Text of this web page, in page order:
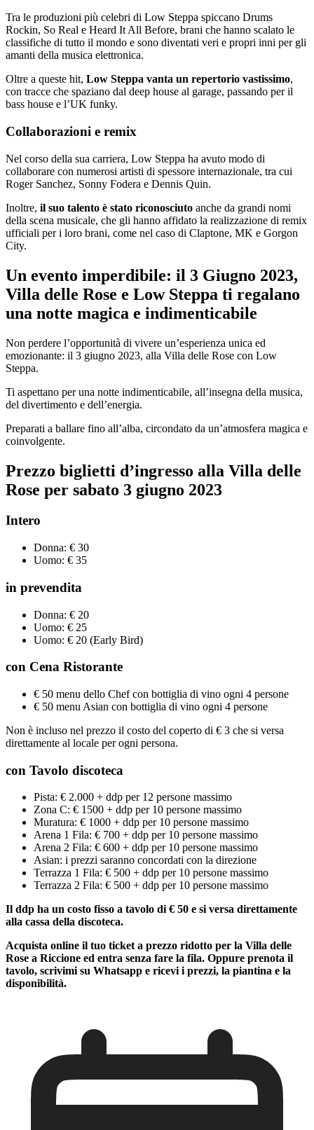
Tra le produzioni più celebri di Low Steppa spiccano Drums
Rockin, So Real e Heard It All Before, brani che hanno scalato le
classifiche di tutto il mondo e sono diventati veri e propri inni per gli
amanti della musica elettronica.
Oltre a queste hit, Low Steppa vanta un repertorio vastissimo,
con tracce che spaziano dal deep house al garage, passando per il
bass house e l’UK funky.
Collaborazioni e remix
Nel corso della sua carriera, Low Steppa ha avuto modo di
collaborare con numerosi artisti di spessore internazionale, tra cui
Roger Sanchez, Sonny Fodera e Dennis Quin.
Inoltre, il suo talento è stato riconosciuto anche da grandi nomi
della scena musicale, che gli hanno affidato la realizzazione di remix
ufficiali per i loro brani, come nel caso di Claptone, MK e Gorgon
City.
Un evento imperdibile: il 3 Giugno 2023,
Villa delle Rose e Low Steppa ti regalano
una notte magica e indimenticabile
Non perdere l’opportunità di vivere un’esperienza unica ed
emozionante: il 3 giugno 2023, alla Villa delle Rose con Low
Steppa.
Ti aspettano per una notte indimenticabile, all’insegna della musica,
del divertimento e dell’energia.
Preparati a ballare fino all’alba, circondato da un’atmosfera magica e
coinvolgente.
Prezzo biglietti d’ingresso alla Villa delle
Rose per sabato 3 giugno 2023
Intero
Donna: € 30
Uomo: € 35
in prevendita
Donna: € 20
Uomo: € 25
Uomo: € 20 (Early Bird)
con Cena Ristorante
€ 50 menu dello Chef con bottiglia di vino ogni 4 persone
€ 50 menu Asian con bottiglia di vino ogni 4 persone
Non è incluso nel prezzo il costo del coperto di € 3 che si versa
direttamente al locale per ogni persona.
con Tavolo discoteca
Pista: € 2.000 + ddp per 12 persone massimo
Zona C: € 1500 + ddp per 10 persone massimo
Muratura: € 1000 + ddp per 10 persone massimo
Arena 1 Fila: € 700 + ddp per 10 persone massimo
Arena 2 Fila: € 600 + ddp per 10 persone massimo
Asian: i prezzi saranno concordati con la direzione
Terrazza 1 Fila: € 500 + ddp per 10 persone massimo
Terrazza 2 Fila: € 500 + ddp per 10 persone massimo
Il ddp ha un costo fisso a tavolo di € 50 e si versa direttamente
alla cassa della discoteca.
Acquista online il tuo ticket a prezzo ridotto per la Villa delle
Rose a Riccione ed entra senza fare la fila. Oppure prenota il
tavolo, scrivimi su Whatsapp e ricevi i prezzi, la piantina e la
disponibilità.